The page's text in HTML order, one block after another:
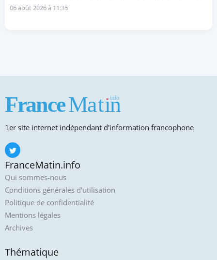
06 août 2026 à 11:35
1er site internet indépendant d'information francophone
FranceMatin.info
Qui sommes-nous
Conditions générales d'utilisation
Politique de confidentialité
Mentions légales
Archives
Thématique